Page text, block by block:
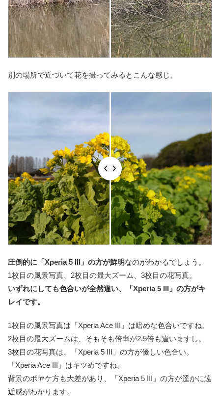
別の場所で近づいて花を撮ってみるとこんな感じ。
圧倒的に「Xperia 5 III」の方が鮮明なのがわかるでしょう。
1枚目の風景写真、2枚目の最大ズーム、3枚目の花写真。
いずれにしても色合いが全然違い、「Xperia 5 III」の方がキ
レイです。
1枚目の風景写真は「Xperia Ace III」は暗めな色合いですね。
2枚目の最大ズームは、そもそも倍率が2.5倍も違いますし。
3枚目の花写真は、「Xperia 5 III」の方が優しい色合い。
「Xperia Ace III」はキツめですね。
背景のボヤケ方も大差があり、「Xperia 5 III」の方が遥かに遠
近感がわかります。